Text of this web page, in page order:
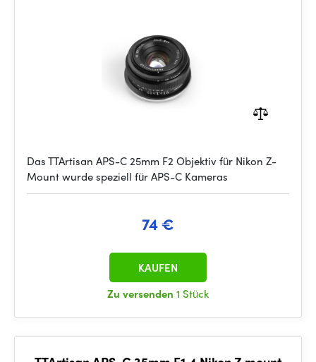
Das TTArtisan APS-C 25mm F2 Objektiv für Nikon Z-
Mount wurde speziell für APS-C Kameras
74 €
Zu versenden 1 Stück
KAUFEN